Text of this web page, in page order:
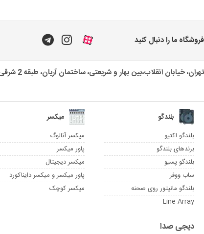
فروشگاه ما را دنبال کنید
تهران، خیابان انقلاب،بین بهار و شریعتی، ساختمان آریان، طبقه 2 شرقی، واحد یک
بلندگو
بلندگو اکتیو
برندهای بلندگو
بلندگو پسیو
ساب ووفر
بلندگو مانیتور روی صحنه
Line Array
میکسر
میکسر آنالوگ
پاور میکسر
میکسر دیجیتال
پاور میکسر و میکسر دایناکورد
میکسر کوچک
دیجی صدا